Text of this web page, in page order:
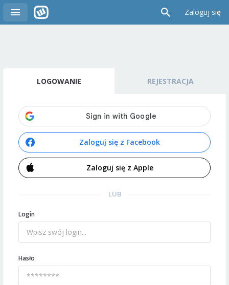
Zaloguj się
LOGOWANIE REJESTRACJA
Zaloguj się z Facebook
Zaloguj się z Apple
LUB
Login
Hasło